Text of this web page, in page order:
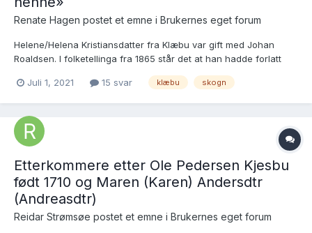
Renate Hagen postet et emne i Brukernes eget forum
Helene/Helena Kristiansdatter fra Klæbu var gift med Johan
Roaldsen. I folketellinga fra 1865 står det at han hadde forlatt
Johan? FT1865 i Skogn
Vi...
Juli 1, 2021 15 svar klæbu skogn
Etterkommere etter Ole Pedersen Kjesbu
født 1710 og Maren (Karen) Andersdtr
(Andreasdtr)
Reidar Strømsøe postet et emne i Brukernes eget forum